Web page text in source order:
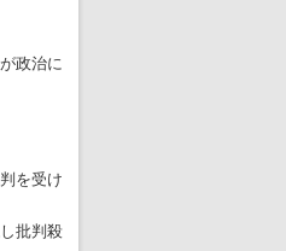
ンジ以外にVIPルーム、広告代理店は物品購入
政治に
を受け
批判殺